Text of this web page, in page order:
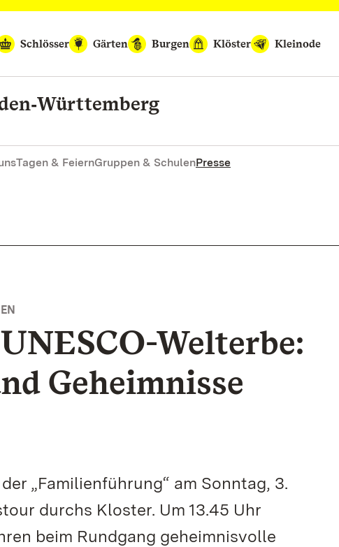
Schlösser
Gärten Burgen Klöster Kleinode
Tagen & FeiernGruppen & SchulenPresse
Welterbe:
Geheimnisse
„Familienführung“ am Sonntag, 3.
durchs Kloster. Um 13.45 Uhr
beim Rundgang geheimnisvolle